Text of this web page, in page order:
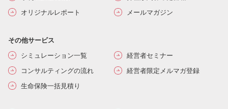
オリジナルレポート
メールマガジン
その他サービス
シミュレーション一覧
経営者セミナー
コンサルティングの流れ
経営者限定メルマガ登録
生命保険一括見積り